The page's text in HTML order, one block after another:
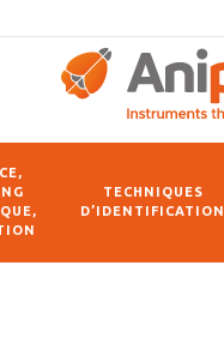
TECHNIQUES
D’IDENTIFICATION